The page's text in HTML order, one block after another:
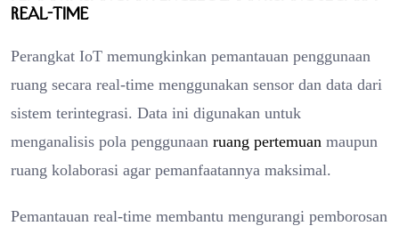
Real-Time
Perangkat IoT memungkinkan pemantauan penggunaan
ruang secara real-time menggunakan sensor dan data dari
sistem terintegrasi. Data ini digunakan untuk
menganalisis pola penggunaan ruang pertemuan maupun
ruang kolaborasi agar pemanfaatannya maksimal.
Pemantauan real-time membantu mengurangi pemborosan